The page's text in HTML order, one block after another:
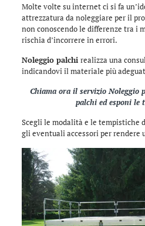
Molte volte su internet ci si fa
attrezzatura da noleggiare per il
non conoscendo le differenze tra i
rischia d’incorrere in errori.
Noleggio palchi realizza una
indicandovi il materiale più
Chiama ora il servizioNoleggio
palchi ed esponi le
Scegli le modalità e le tempistiche
gli eventuali accessori per rendere